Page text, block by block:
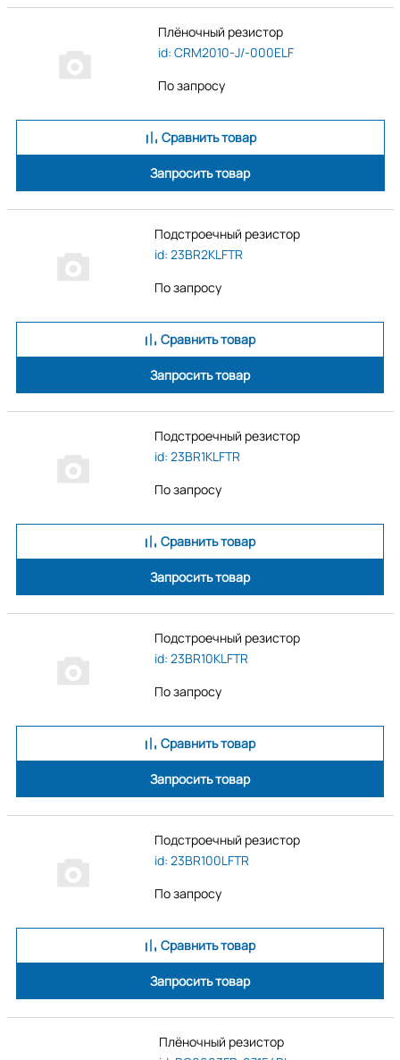
Плёночный резистор
id: CRM2010-J/-000ELF
По запросу
Сравнить товар
Запросить товар
Подстроечный резистор
id: 23BR2KLFTR
По запросу
Сравнить товар
Запросить товар
Подстроечный резистор
id: 23BR1KLFTR
По запросу
Сравнить товар
Запросить товар
Подстроечный резистор
id: 23BR10KLFTR
По запросу
Сравнить товар
Запросить товар
Подстроечный резистор
id: 23BR100LFTR
По запросу
Сравнить товар
Запросить товар
Плёночный резистор